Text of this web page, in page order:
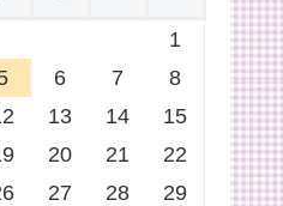
1
6 7
8
13 14
15
20 21
22
27 28
29